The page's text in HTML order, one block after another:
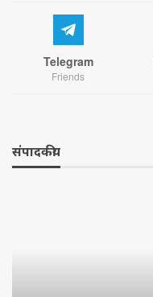
Telegram
Friends
संपादकीय